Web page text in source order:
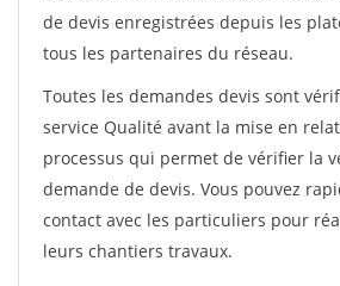
de devis enregistrées depuis les
tous les partenaires du réseau.
Toutes les demandes devis sont
service Qualité avant la mise en
processus qui permet de vérifier la
demande de devis. Vous pouvez
contact avec les particuliers pour
leurs chantiers travaux.